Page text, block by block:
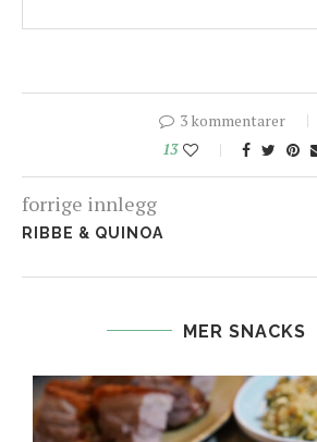
3 kommentarer
13
forrige innlegg
RIBBE & QUINOA
MER SNACKS